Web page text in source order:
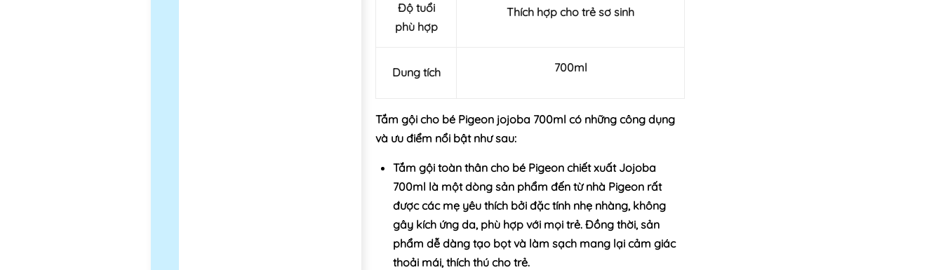
Độ tuổi
phù hợp
Thích hợp cho trẻ sơ sinh
Dung tích 700ml
Tắm gội cho bé Pigeon jojoba 700ml có những công dụng
và ưu điểm nổi bật như sau:
Tắm gội toàn thân cho bé Pigeon chiết xuất Jojoba
700ml là một dòng sản phẩm đến từ nhà Pigeon rất
được các mẹ yêu thích bởi đặc tính nhẹ nhàng, không
gây kích ứng da, phù hợp với mọi trẻ. Đồng thời, sản
phẩm dễ dàng tạo bọt và làm sạch mang lại cảm giác
thoải mái, thích thú cho trẻ.